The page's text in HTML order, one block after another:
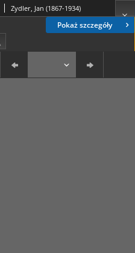
Pokaż szczegóły
Zydler, Jan (1867-1934)